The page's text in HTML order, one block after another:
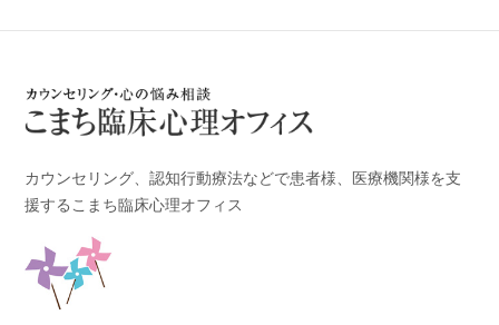
カウンセリング、認知行動療法などで患者様、医療機関様を支
援するこまち臨床心理オフィス